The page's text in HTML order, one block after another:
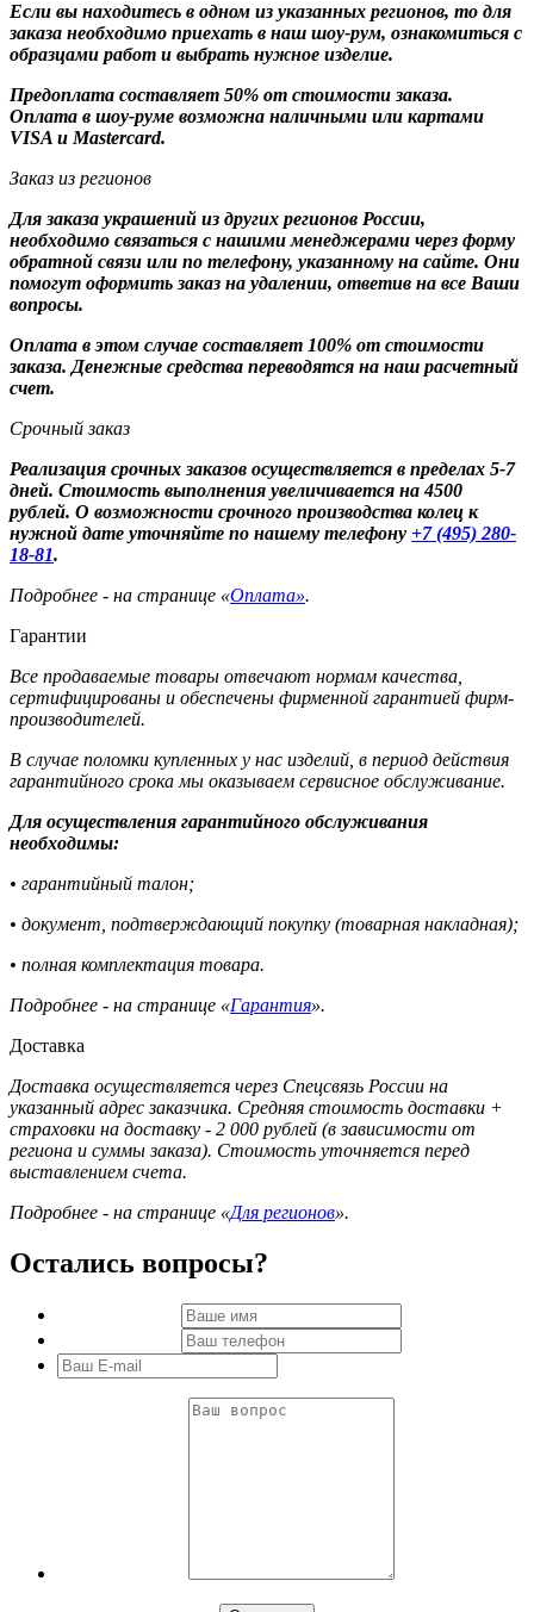
Если вы находитесь в одном из указанных регионов, то для
заказа необходимо приехать в наш шоу-рум, ознакомиться с
образцами работ и выбрать нужное изделие.
Предоплата составляет 50% от стоимости заказа.
Оплата в шоу-руме возможна наличными или картами
VISA и Mastercard.
Заказ из регионов
Для заказа украшений из других регионов России,
необходимо связаться с нашими менеджерами через форму
обратной связи или по телефону, указанному на сайте. Они
помогут оформить заказ на удалении, ответив на все Ваши
вопросы.
Оплата в этом случае составляет 100% от стоимости
заказа. Денежные средства переводятся на наш расчетный
счет.
Срочный заказ
Реализация срочных заказов осуществляется в пределах 5-7
дней. Стоимость выполнения увеличивается на 4500
рублей. О возможности срочного производства колец к
нужной дате уточняйте по нашему телефону +7 (495) 280-
18-81.
Подробнее - на странице «Оплата».
Гарантии
Все продаваемые товары отвечают нормам качества,
сертифицированы и обеспечены фирменной гарантией фирм-
производителей.
В случае поломки купленных у нас изделий, в период действия
гарантийного срока мы оказываем сервисное обслуживание.
Для осуществления гарантийного обслуживания
необходимы:
• гарантийный талон;
• документ, подтверждающий покупку (товарная накладная);
• полная комплектация товара.
Подробнее - на странице «Гарантия».
Доставка
Доставка осуществляется через Спецсвязь России на
указанный адрес заказчика. Средняя стоимость доставки +
страховки на доставку - 2 000 рублей (в зависимости от
региона и суммы заказа). Стоимость уточняется перед
выставлением счета.
Подробнее - на странице «Для регионов».
Остались вопросы?